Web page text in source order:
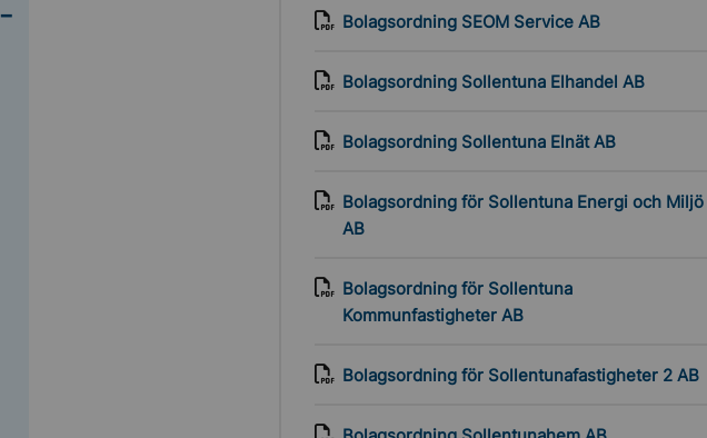
Undermeny för Författningssamling
Bolagsordning SEOM Service AB
Bolagsordning Sollentuna Elhandel AB
Bolagsordning Sollentuna Elnät AB
Bolagsordning för Sollentuna Energi och Miljö
AB
Bolagsordning för Sollentuna
Kommunfastigheter AB
Bolagsordning för Sollentunafastigheter 2 AB